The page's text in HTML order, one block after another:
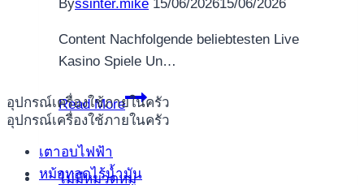
อุปกรณ์เครื่องใช้ภายในครัว
อุปกรณ์เครื่องใช้ภายในครัว
เตาอบไฟฟ้า
หม้อทอดไร้น้ำมัน
Byssinter.mike 15/06/202615/06/2026
Content Nachfolgende beliebtesten Live
Kasino Spiele Un…
Read More
Kasino
Cruise
ไม่มีหมวดหมู่